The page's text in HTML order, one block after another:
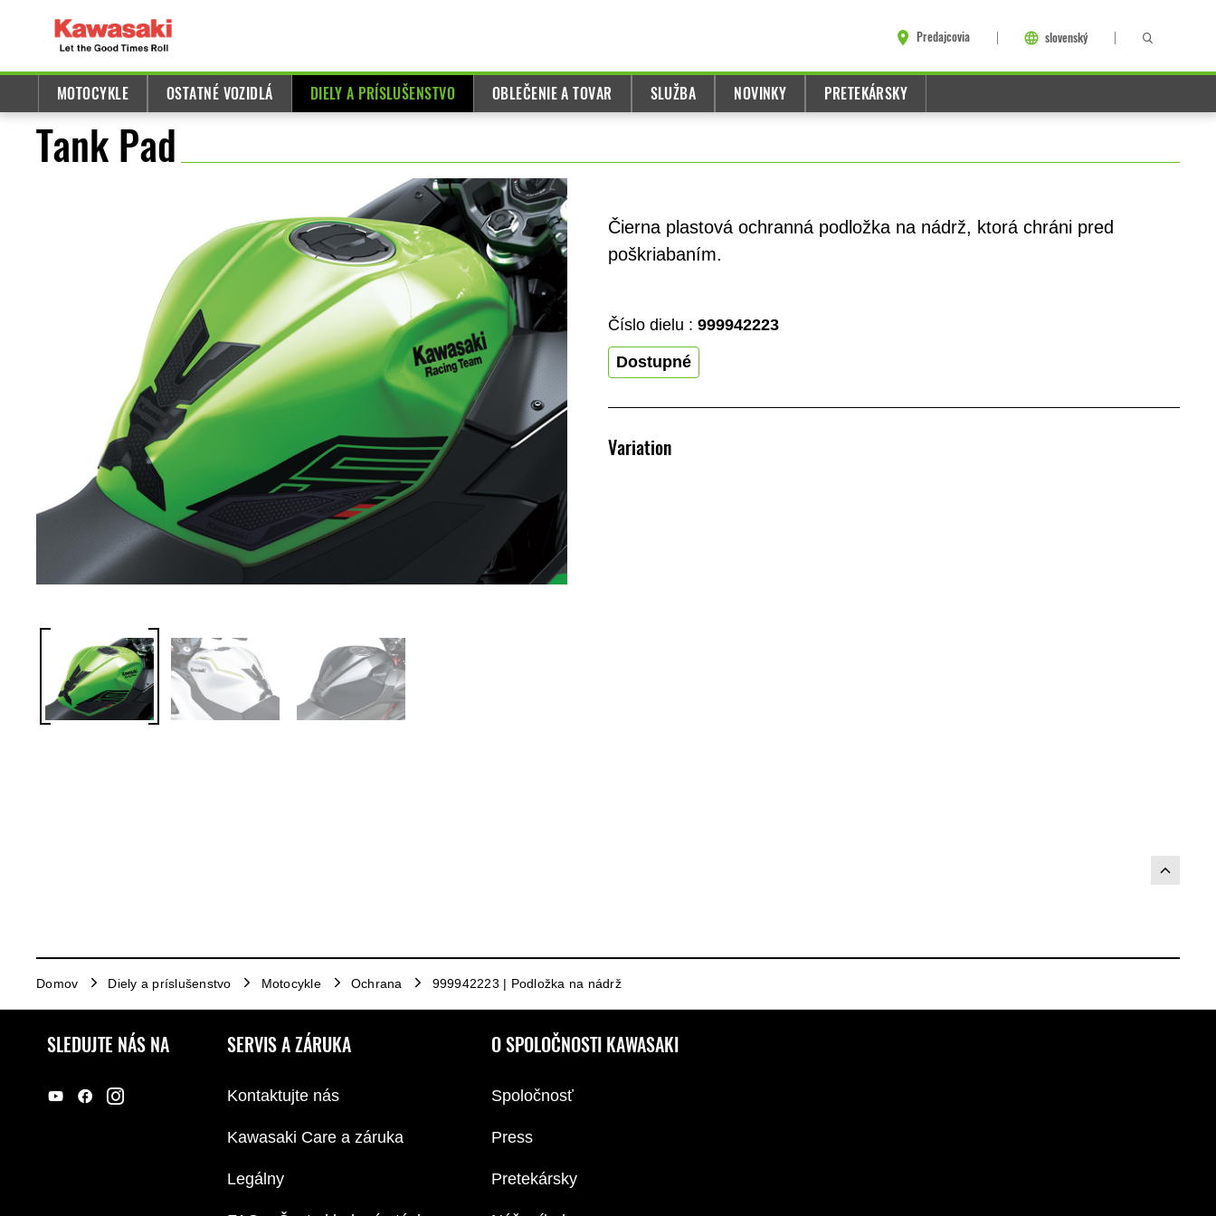
Predajcovia slovenský
MOTOCYKLE OSTATNÉ VOZIDLÁ DIELY A PRÍSLUŠENSTVO OBLEČENIE A TOVAR SLUŽBA NOVINKY PRETEKÁRSKY
Tank Pad
Čierna plastová ochranná podložka na nádrž, ktorá chráni pred
poškriabaním.
Číslo dielu : 999942223
Dostupné
Variation
Domov Diely a príslušenstvo Motocykle Ochrana 999942223 | Podložka na nádrž
SLEDUJTE NÁS NA SERVIS A ZÁRUKA
Kontaktujte nás
Kawasaki Care a záruka
Legálny
O SPOLOČNOSTI KAWASAKI
Spoločnosť
Press
Pretekársky